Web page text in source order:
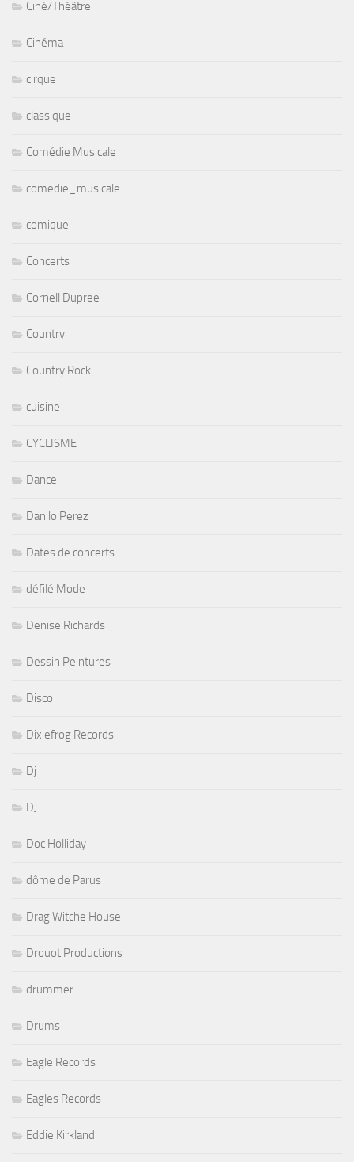
Ciné/Théâtre
Cinéma
cirque
classique
Comédie Musicale
comedie_musicale
comique
Concerts
Cornell Dupree
Country
Country Rock
cuisine
CYCLISME
Dance
Danilo Perez
Dates de concerts
défilé Mode
Denise Richards
Dessin Peintures
Disco
Dixiefrog Records
Dj
DJ
Doc Holliday
dôme de Parus
Drag Witche House
Drouot Productions
drummer
Drums
Eagle Records
Eagles Records
Eddie Kirkland